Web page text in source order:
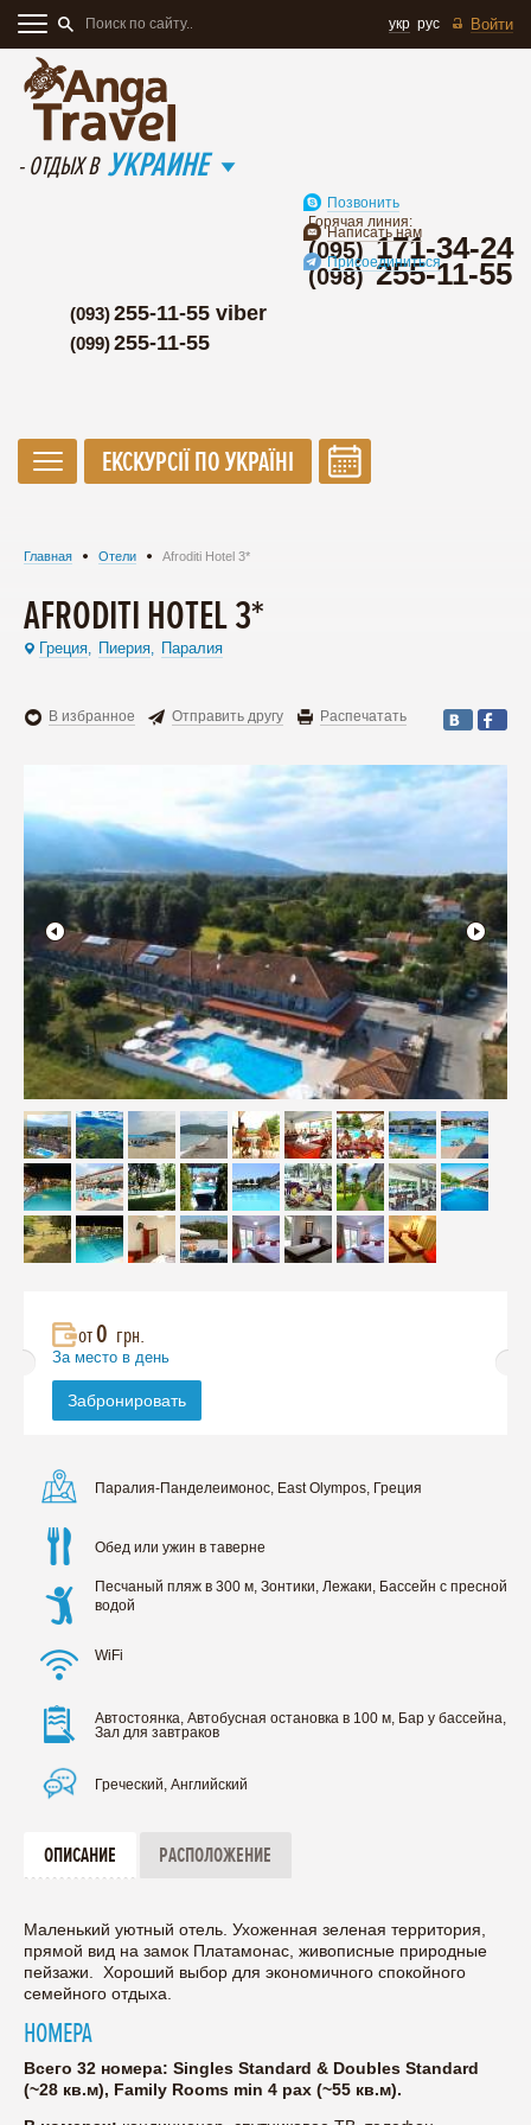
Войти
укр рус
- ОТДЫХ В УКРАИНЕ
Горячая линия:
(095)171-34-24
(098)255-11-55
(093)255-11-55 viber
(099)255-11-55
Позвонить
Написать нам
Присоединиться
ЕКСКУРСІЇ ПО УКРАЇНІ
Главная Отели Afroditi Hotel 3*
AFRODITI HOTEL 3*
Греция, Пиерия, Паралия
В избранное Отправить другу Распечатать
от0 грн.
За место в день
Забронировать
Паралия-Панделеимонос, East Olympos, Греция
Обед или ужин в таверне
Песчаный пляж в 300 м, Зонтики, Лежаки, Бассейн с пресной
водой
WiFi
Автостоянка, Автобусная остановка в 100 м, Бар у бассейна,
Зал для завтраков
Греческий, Английский
ОПИСАНИЕ РАСПОЛОЖЕНИЕ
Маленький уютный отель. Ухоженная зеленая территория,
прямой вид на замок Платамонас, живописные природные
пейзажи. Хороший выбор для экономичного спокойного
семейного отдыха.
НОМЕРА
Всего 32 номера: Singles Standard & Doubles Standard
(~28 кв.м), Family Rooms min 4 pax (~55 кв.м).